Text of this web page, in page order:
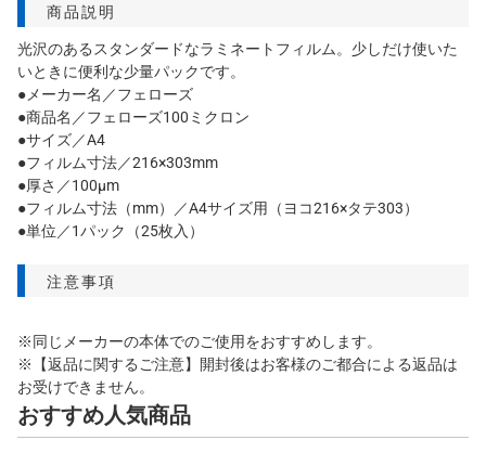
商品説明
光沢のあるスタンダードなラミネートフィルム。少しだけ使いた
いときに便利な少量パックです。
●メーカー名／フェローズ
●商品名／フェローズ100ミクロン
●サイズ／A4
●フィルム寸法／216×303mm
●厚さ／100μm
●フィルム寸法（mm）／A4サイズ用（ヨコ216×タテ303）
●単位／1パック（25枚入）
注意事項
※同じメーカーの本体でのご使用をおすすめします。
※【返品に関するご注意】開封後はお客様のご都合による返品は
お受けできません。
おすすめ人気商品